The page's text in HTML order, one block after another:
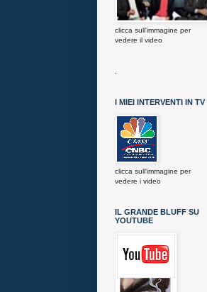
clicca sull'immagine per
vedere il video
I MIEI INTERVENTI IN TV
clicca sull'immagine per
vedere i video
IL GRANDE BLUFF SU
YOUTUBE